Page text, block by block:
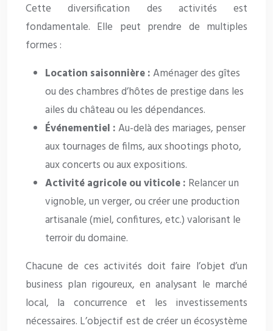
Cette diversification des activités est
fondamentale. Elle peut prendre de multiples
formes :
Location saisonnière :Aménager des gîtes
ou des chambres d’hôtes de prestige dans les
ailes du château ou les dépendances.
Événementiel :Au-delà des mariages, penser
aux tournages de films, aux shootings photo,
aux concerts ou aux expositions.
Activité agricole ou viticole : Relancer un
vignoble, un verger, ou créer une production
artisanale (miel, confitures, etc.) valorisant le
terroir du domaine.
Chacune de ces activités doit faire l’objet d’un
business plan rigoureux, en analysant le marché
local, la concurrence et les investissements
nécessaires. L’objectif est de créer un écosystème